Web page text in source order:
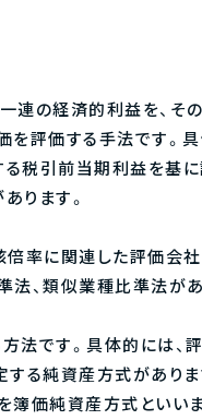
連の経済的利益を、そ
評価する手法です。
税引前当期利益を基
ります。
倍率に関連した評価会
、類似業種比準法があ
です。具体的には、
る純資産方式があり
価純資産方式といいま